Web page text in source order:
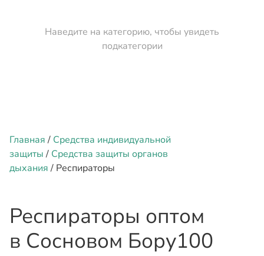
Наведите на категорию, чтобы увидеть
подкатегории
Главная/ Средства индивидуальной
защиты/ Средства защиты органов
дыхания/ Респираторы
Респираторы оптом
в Сосновом Бору100